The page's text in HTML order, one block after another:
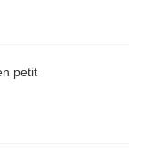
petit